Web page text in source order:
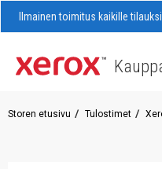
Ilmainen toimitus kaikille
Storen etusivu Tulostimet